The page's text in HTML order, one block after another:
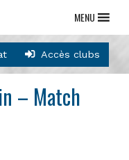
Accès clubs
MENU
– Match